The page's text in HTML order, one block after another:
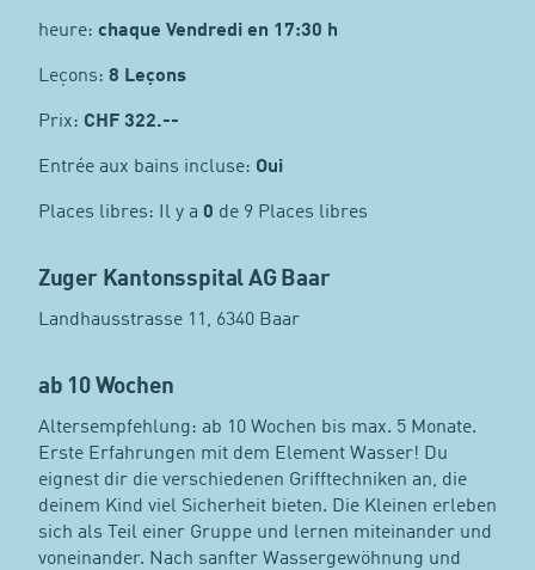
heure: chaque Vendredi en 17:30 h
Leçons: 8 Leçons
Prix: CHF 322.--
Entrée aux bains incluse: Oui
Places libres: Il y a 0 de 9 Places libres
Zuger Kantonsspital AG Baar
Landhausstrasse 11, 6340 Baar
ab 10 Wochen
Altersempfehlung: ab 10 Wochen bis max. 5 Monate.
Erste Erfahrungen mit dem Element Wasser! Du
eignest dir die verschiedenen Grifftechniken an, die
deinem Kind viel Sicherheit bieten. Die Kleinen erleben
sich als Teil einer Gruppe und lernen miteinander und
voneinander. Nach sanfter Wassergewöhnung und